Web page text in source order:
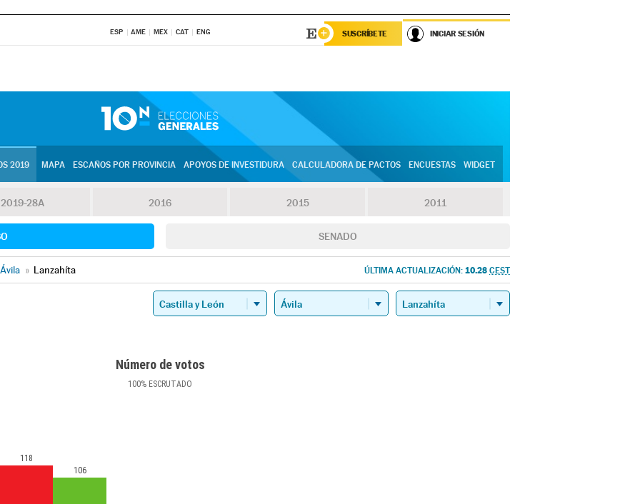
ESP AME MEX CAT ENG SUSCRÍBETE INICIAR SESIÓN
2019 MAPA ESCAÑOS POR PROVINCIA APOYOS DE INVESTIDURA CALCULADORA DE PACTOS ENCUESTAS WIDGET
2019-28A 2016 2015 2011
SENADO
Ávila » Lanzahíta ÚLTIMA ACTUALIZACIÓN: 10.28 CEST
Número de votos
100% ESCRUTADO
118
106